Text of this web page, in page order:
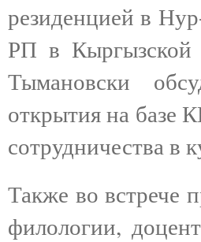
резиденцией в
РП в Кыргызской
Тымановски
открытия на базе
сотрудничества в
Также во встрече
филологии,